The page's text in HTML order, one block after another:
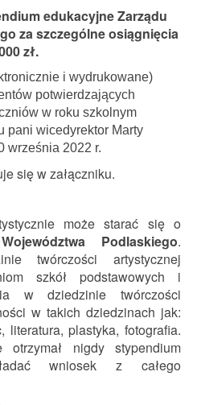
edukacyjne Zarządu
za szczególne osiągnięcia
zł.
i wydrukowane)
potwierdzających
w roku szkolnym
pani wicedyrektor Marty
września 2022 r.
się w załączniku.
może starać się o
Podlaskiego.
twórczości artystycznej
szkół podstawowych i
w dziedzinie twórczości
w takich dziedzinach jak:
literatura, plastyka, fotografia.
nigdy stypendium
wniosek z całego